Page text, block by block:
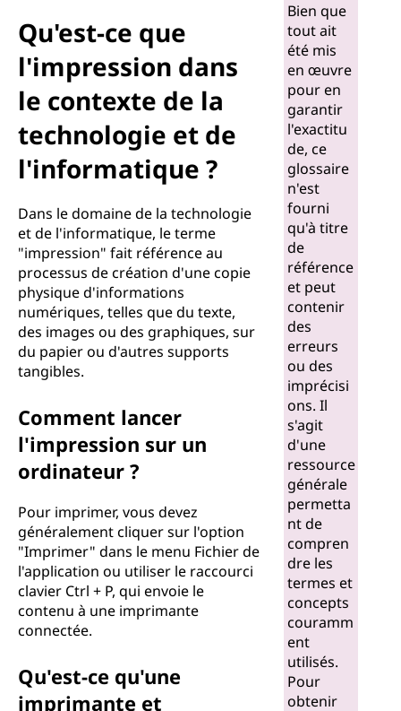
Qu'est-ce que
l'impression dans
le contexte de la
technologie et de
l'informatique ?
Dans le domaine de la technologie
et de l'informatique, le terme
"impression" fait référence au
processus de création d'une copie
physique d'informations
numériques, telles que du texte,
des images ou des graphiques, sur
du papier ou d'autres supports
tangibles.
Comment lancer
l'impression sur un
ordinateur ?
Pour imprimer, vous devez
généralement cliquer sur l'option
"Imprimer" dans le menu Fichier de
l'application ou utiliser le raccourci
clavier Ctrl + P, qui envoie le
contenu à une imprimante
connectée.
Qu'est-ce qu'une
imprimante et
Bien que
tout ait
été mis
en œuvre
pour en
garantir
l'exactitu
de, ce
glossaire
n'est
fourni
qu'à titre
de
référence
et peut
contenir
des
erreurs
ou des
imprécisi
ons. Il
s'agit
d'une
ressource
générale
permetta
nt de
compren
dre les
termes et
concepts
couramm
ent
utilisés.
Pour
obtenir